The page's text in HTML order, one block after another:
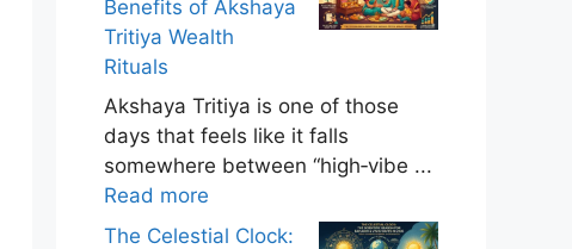
Benefits of Akshaya
Tritiya Wealth
Rituals
Akshaya Tritiya is one of those
days that feels like it falls
somewhere between “high‑vibe ...
Read more
The Celestial Clock: